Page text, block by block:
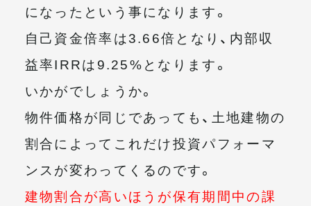
になったという事になります。
自己資金倍率は3.66倍となり、内部収
益率IRRは9.25%となります。
いかがでしょうか。
物件価格が同じであっても、土地建物の
割合によってこれだけ投資パフォーマ
ンスが変わってくるのです。
建物割合が高いほうが保有期間中の課